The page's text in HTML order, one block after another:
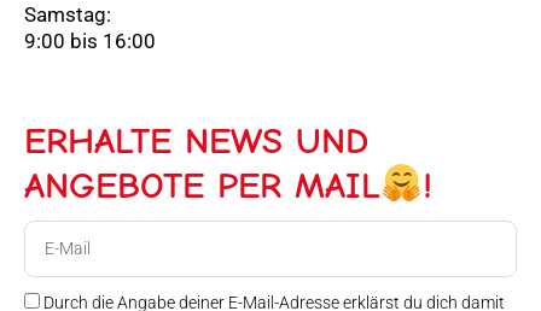
Samstag:
9:00 bis 16:00
ERHALTE NEWS UND
ANGEBOTE PER MAIL
!
Durch die Angabe deiner E-Mail-Adresse erklärst du dich damit